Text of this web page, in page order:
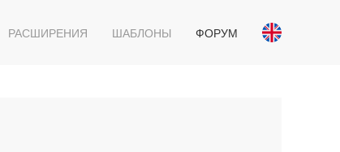
РАСШИРЕНИЯ ШАБЛОНЫ ФОРУМ